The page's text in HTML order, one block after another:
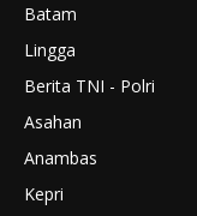
Batam
Lingga
Berita TNI - Polri
Asahan
Anambas
Kepri